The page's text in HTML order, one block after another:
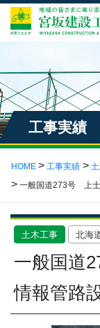
工事実績
HOME 工事実績
一般国道273号 上
土木工事 北海
一般国道
情報管路